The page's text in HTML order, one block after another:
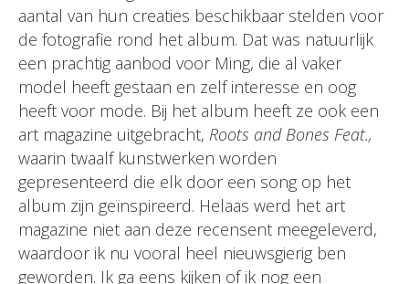
aantal van hun creaties beschikbaar stelden voor
de fotografie rond het album. Dat was natuurlijk
een prachtig aanbod voor Ming, die al vaker
model heeft gestaan en zelf interesse en oog
heeft voor mode. Bij het album heeft ze ook een
art magazine uitgebracht, Roots and Bones Feat.,
waarin twaalf kunstwerken worden
gepresenteerd die elk door een song op het
album zijn geïnspireerd. Helaas werd het art
magazine niet aan deze recensent meegeleverd,
waardoor ik nu vooral heel nieuwsgierig ben
geworden. Ik ga eens kijken of ik nog een